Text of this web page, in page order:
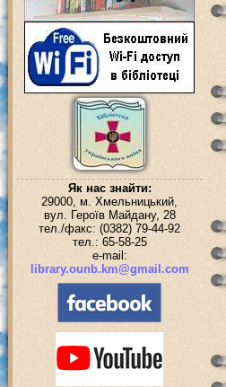
Як нас знайти:
29000, м. Хмельницький,
вул. Героїв Майдану, 28
тел./факс: (0382) 79-44-92
тел.: 65-58-25
e-mail:
library.ounb.km@gmail.com